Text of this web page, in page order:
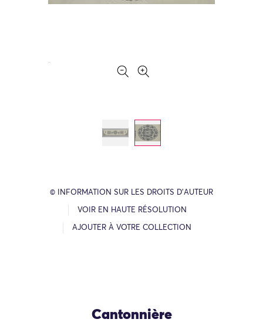
© INFORMATION SUR LES DROITS D’AUTEUR
VOIR EN HAUTE RÉSOLUTION
AJOUTER À VOTRE COLLECTION
Cantonnière